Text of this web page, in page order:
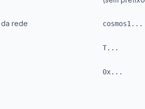
rede cosmos1...
T...
0x...